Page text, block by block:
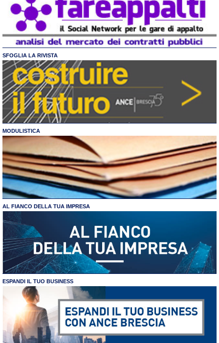
SFOGLIA LA RIVISTA
MODULISTICA
AL FIANCO DELLA TUA IMPRESA
ESPANDI IL TUO BUSINESS